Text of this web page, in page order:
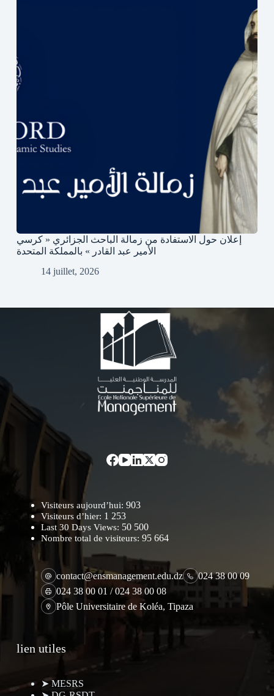
إعلان حول الاستفادة من زمالة الباحث الجزائري « كرسي
الأمير عبد القادر » بالمملكة المتحدة
14 juillet, 2026
Visiteurs aujourd’hui: 903
Visiteurs d’hier: 1 253
Last 30 Days Views: 50 500
Nombre total de visiteurs: 95 664
contact@ensmanagement.edu.dz
024 38 00 09
024 38 00 01 / 024 38 00 08
Pôle Universitaire de Koléa, Tipaza
lien utiles
➤ MESRS